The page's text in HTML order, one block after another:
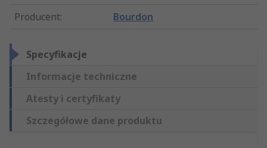
Producent: Bourdon
Specyfikacje
Informacje techniczne
Atesty i certyfikaty
Szczegółowe dane produktu